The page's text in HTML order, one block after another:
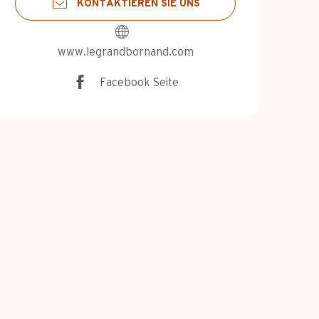
KONTAKTIEREN SIE UNS
www.legrandbornand.com
Facebook Seite